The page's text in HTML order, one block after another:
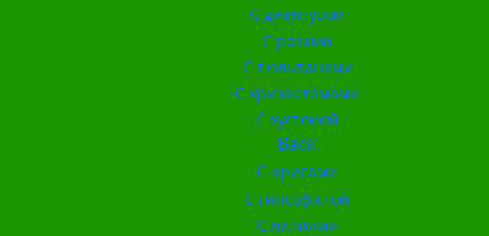
С диантусом
С розами
С тюльпанами
С хризантемами
С эустомой
Back
С ирисами
С гипсофилой
С лилиями